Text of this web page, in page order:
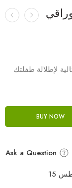
وراقي
مثالية لإطلالة طفلتك
BUY NOW